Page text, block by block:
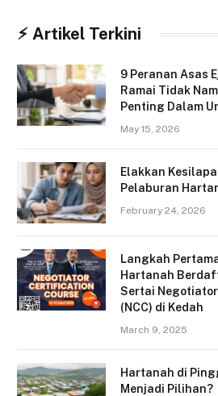
⚡︎ Artikel Terkini
9 Peranan Asas
Ramai Tidak
Penting Dalam
May 15, 2026
Elakkan
Pelaburan
February 24, 2026
Langkah
Hartanah
Sertai
(NCC) di Kedah
March 9, 2025
Hartanah di
Menjadi Pilihan?